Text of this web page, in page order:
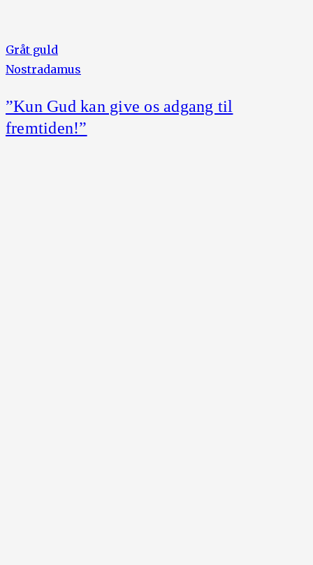
Gråt guld
Nostradamus
”Kun Gud kan give os adgang til
fremtiden!”